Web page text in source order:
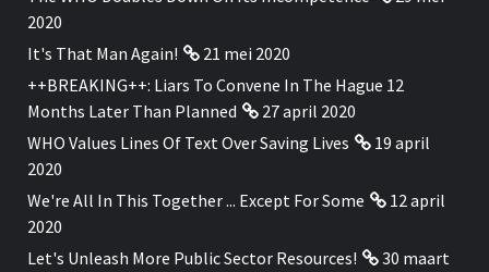
2020
It's That Man Again!
21 mei 2020
++BREAKING++: Liars To Convene In The Hague 12
Months Later Than Planned
27 april 2020
WHO Values Lines Of Text Over Saving Lives
19 april
2020
We're All In This Together ... Except For Some
12 april
2020
Let's Unleash More Public Sector Resources!
30 maart